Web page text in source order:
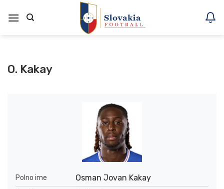
na
O. Kakay
Polno ime Osman Jovan Kakay